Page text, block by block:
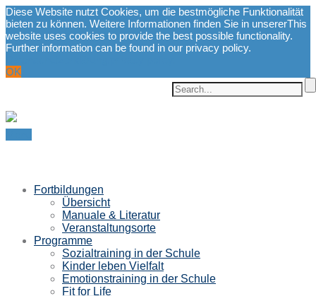
Diese Website nutzt Cookies, um die bestmögliche Funktionalität
bieten zu können. Weitere Informationen finden Sie in unsererThis
website uses cookies to provide the best possible functionality.
Further information can be found in our privacy policy.
OK
Fortbildungen
Übersicht
Manuale & Literatur
Veranstaltungsorte
Programme
Sozialtraining in der Schule
Kinder leben Vielfalt
Emotionstraining in der Schule
Fit for Life